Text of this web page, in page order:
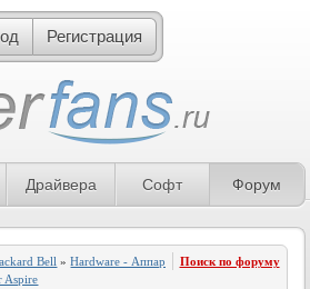
Регистрация
Драйвера Софт Форум
Bell »Hardware - Аппаратное обеспечение»
Aspire
Поиск по форуму